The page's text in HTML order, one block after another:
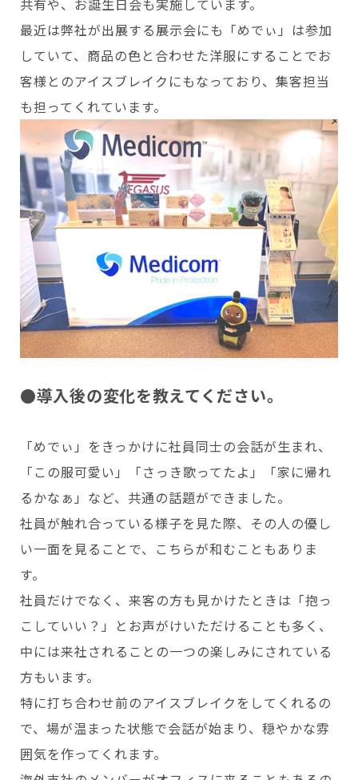
最近は弊社が出展する展示会にも「めでぃ」は参加
していて、商品の色と合わせた洋服にすることでお
客様とのアイスブレイクにもなっており、集客担当
も担ってくれています。
●導入後の変化を教えてください。
「めでぃ」をきっかけに社員同士の会話が生まれ、
「この服可愛い」「さっき歌ってたよ」「家に帰れ
るかなぁ」など、共通の話題ができました。
社員が触れ合っている様子を見た際、その人の優し
い一面を見ることで、こちらが和むこともありま
す。
社員だけでなく、来客の方も見かけたときは「抱っ
こしていい？」とお声がけいただけることも多く、
中には来社されることの一つの楽しみにされている
方もいます。
特に打ち合わせ前のアイスブレイクをしてくれるの
で、場が温まった状態で会話が始まり、穏やかな雰
囲気を作ってくれます。